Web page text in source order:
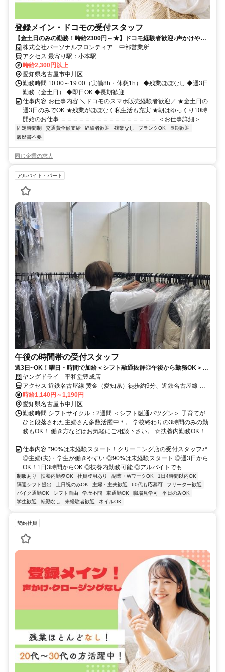
登録メイン・ドコモの受付スタッフ
【金土日のみの勤務！時給2300円～★】ドコモ経験者歓迎♪声かけやク
ロージングはナシ！
株式会社パーソナルフロンティア 中部営業所
アクセス 最寄り駅：小本駅
時給2,300円以上
愛知県名古屋市中川区
勤務時間 10:00～19:00（実働8h・休憩1h） ◆残業ほぼなし ◆週3日
勤務（金土日） ◆即日OK ◆長期歓迎
仕事内容 お仕事内容 ＼ドコモのスマホ販売経験者歓迎／ ★金土日の
週3日のみでOK ★残業がほぼなく私生活も充実 ★朝はゆっくり10時
開始のお仕事 ＝＝＝＝＝＝＝＝＝＝＝＝＝＝＝＝ ＜お仕事詳細＞ ...
固定時間制 交通費全額支給 経験者歓迎 残業なし ブランクOK
長期歓迎
履歴書不要
同じ企業の求人
アルバイト・パート
午後の時間帯の受付スタッフ
週3日~OK！曜日・時間で加給＜シフト融通抜群◎午後から勤務OK＞未
経験歓迎☆【履歴書不要】
ヤングドライ 平和堂豊成店
アクセス 近鉄名古屋線 黄金（愛知県）徒歩約9分、近鉄名古屋線 米
野徒歩約12分、あおなみ線 ささしまライブ徒歩約12分
時給1,140円～1,190円
愛知県名古屋市中川区
勤務時間 シフトサイクル：2週間 ＜シフト融通バツグン＞ 子育てが
ひと段落された主婦さん多数活躍中＊。 学校終わりの3時間のみの勤
務もOK！ 働き方などはお気軽にご相談下さい。 ☆扶養内勤務OK！
仕事内容 *90%は未経験スタート！クリーニング店の受付スタッフ♪*
◎主婦(夫)・学生が働きやすい ◎90%は未経験スタート ◎週3日から
OK！1日3時間からOK ◎扶養内勤務可能 ◎アルバイトでも...
制服あり 扶養内勤務OK 社員登用あり 副業・WワークOK
1日4時間以内OK
隔週シフト提出
土日祝のみOK 主婦・主夫歓迎 60代も応募可
フリーター歓迎
バイク通勤OK
シフト自由 学歴不問 車通勤OK 職場見学可
平日のみOK
学生歓迎
転勤なし 未経験者歓迎 ネイルOK
契約社員